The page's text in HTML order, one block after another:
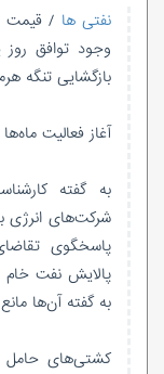
نفتی ها / قیمت
وجود توافق روز
بازگشایی تنگه
آغاز فعالیت
به گفته
شرکت‌های انرژی
پاسخگوی
پالایش نفت خام
به گفته آن‌ها
کشتی‌های